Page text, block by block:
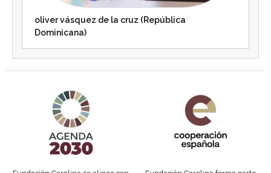
oliver vásquez de la cruz (República
Dominicana)